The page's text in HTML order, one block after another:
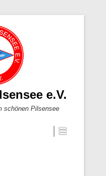
e.V.
schönen Pilsensee